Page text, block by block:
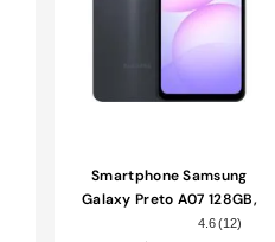
Smartphone Samsung
Galaxy Preto A07 128GB,
4GB RAM + 4GB RAM
4.6(12)